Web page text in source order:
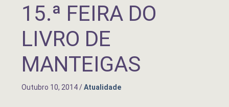
15.ª FEIRA DO
LIVRO DE
MANTEIGAS
Outubro 10, 2014/Atualidade